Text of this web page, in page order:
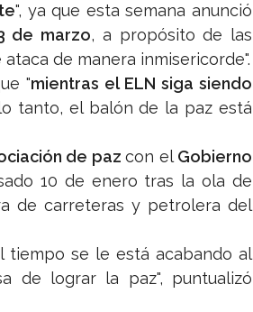
", ya que esta semana anunció
de marzo, a propósito de las
de manera inmisericorde".
"mientras el ELN siga siendo
tanto, el balón de la paz está
de paz con el Gobierno
10 de enero tras la ola de
de carreteras y petrolera del
tiempo se le está acabando al
de lograr la paz", puntualizó